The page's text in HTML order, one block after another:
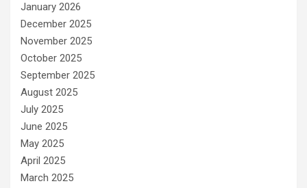
January 2026
December 2025
November 2025
October 2025
September 2025
August 2025
July 2025
June 2025
May 2025
April 2025
March 2025